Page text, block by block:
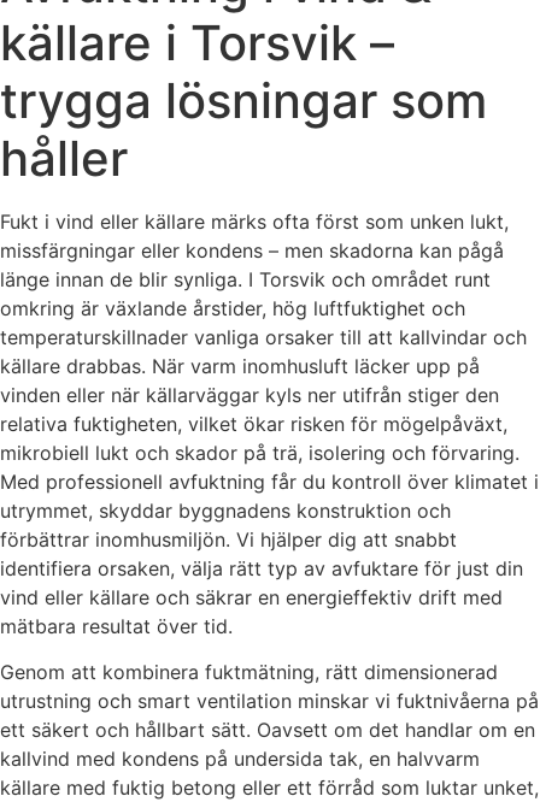
källare i Torsvik –
trygga lösningar som
håller
Fukt i vind eller källare märks ofta först som unken lukt,
missfärgningar eller kondens – men skadorna kan pågå
länge innan de blir synliga. I Torsvik och området runt
omkring är växlande årstider, hög luftfuktighet och
temperaturskillnader vanliga orsaker till att kallvindar och
källare drabbas. När varm inomhusluft läcker upp på
vinden eller när källarväggar kyls ner utifrån stiger den
relativa fuktigheten, vilket ökar risken för mögelpåväxt,
mikrobiell lukt och skador på trä, isolering och förvaring.
Med professionell avfuktning får du kontroll över klimatet i
utrymmet, skyddar byggnadens konstruktion och
förbättrar inomhusmiljön. Vi hjälper dig att snabbt
identifiera orsaken, välja rätt typ av avfuktare för just din
vind eller källare och säkrar en energieffektiv drift med
mätbara resultat över tid.
Genom att kombinera fuktmätning, rätt dimensionerad
utrustning och smart ventilation minskar vi fuktnivåerna på
ett säkert och hållbart sätt. Oavsett om det handlar om en
kallvind med kondens på undersida tak, en halvvarm
källare med fuktig betong eller ett förråd som luktar unket,